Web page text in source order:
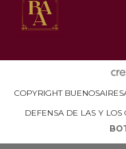
COPYRIGHT
DEFENSA DE LAS Y LOS